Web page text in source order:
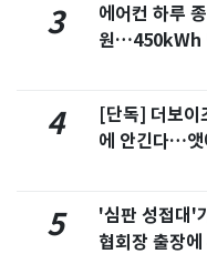
3
에어컨 하루
원…450kWh
4
[단독] 더보이
에 안긴다…앳
5
'심판 성접대'
협회장 출장